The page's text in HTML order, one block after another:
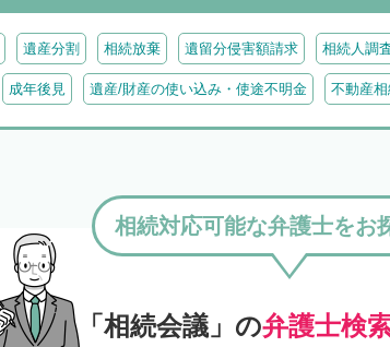
遺産分割 相続放棄 遺留分侵害額請求 相続人調
成年後見 遺産/財産の使い込み・使途不明金 不動産
「相続会議」の弁護士検
相続対応可能な弁護士をお